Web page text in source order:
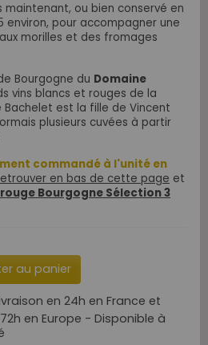
ou bien conservé en
environ, pour accompagner une
morilles et des fromages
Bourgogne du Domaine
vins blancs et rouges de la
Bachelet est la fille de Vincent
plusieurs cuvées à partir
commandé à l'unité en
en bas de cette page et
Bourgogne Sélection 3
au panier
en 24h en France et
en Europe - Disponible à